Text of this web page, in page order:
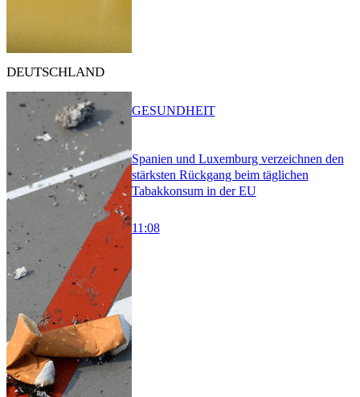
DEUTSCHLAND
Spanien und Luxemburg verzeichnen den
stärksten Rückgang beim täglichen
Tabakkonsum in der EU
11:08
GESUNDHEIT